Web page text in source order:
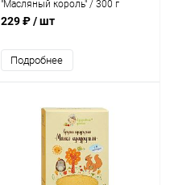
"Масляный король" / 300 г
229 ₽/ шт
Подробнее